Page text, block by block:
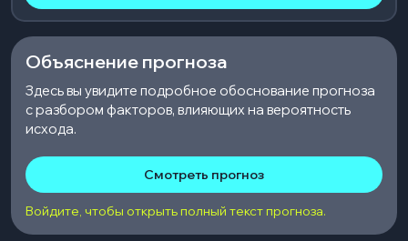
Объяснение прогноза
Здесь вы увидите подробное обоснование прогноза
с разбором факторов, влияющих на вероятность
исхода.
Смотреть прогноз
Войдите, чтобы открыть полный текст прогноза.